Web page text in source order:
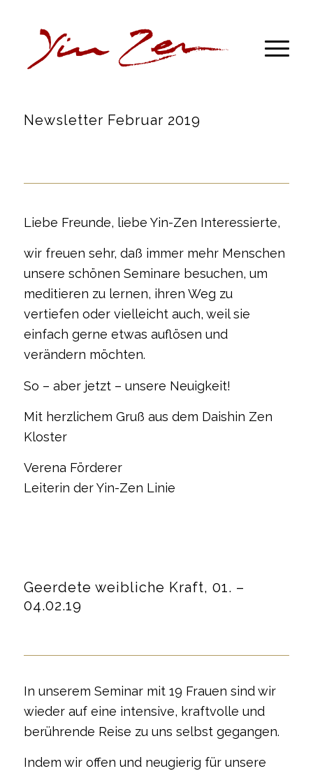
Newsletter Februar 2019
Liebe Freunde, liebe Yin-Zen Interessierte,
wir freuen sehr, daß immer mehr Menschen
unsere schönen Seminare besuchen, um
meditieren zu lernen, ihren Weg zu
vertiefen oder vielleicht auch, weil sie
einfach gerne etwas auflösen und
verändern möchten.
So – aber jetzt – unsere Neuigkeit!
Mit herzlichem Gruß aus dem Daishin Zen
Kloster
Verena Förderer
Leiterin der Yin-Zen Linie
Geerdete weibliche Kraft, 01. –
04.02.19
In unserem Seminar mit 19 Frauen sind wir
wieder auf eine intensive, kraftvolle und
berührende Reise zu uns selbst gegangen.
Indem wir offen und neugierig für unsere